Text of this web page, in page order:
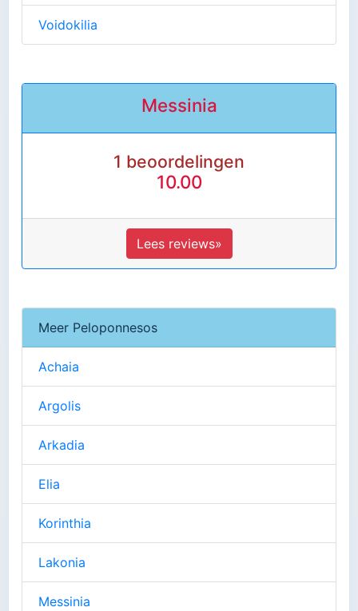
Voidokilia
Messinia
1 beoordelingen
10.00
Lees reviews»
Meer Peloponnesos
Achaia
Argolis
Arkadia
Elia
Korinthia
Lakonia
Messinia